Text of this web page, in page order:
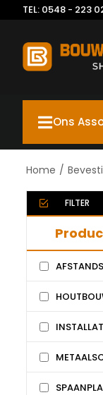
TEL: 0548 - 223
Ons
Home /
FILTER